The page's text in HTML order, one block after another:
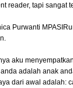
reader, tapi sangat
Purwanti
aku
adalah anak
dari awal adalah: